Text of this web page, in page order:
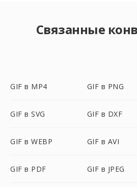
Связанные
GIF в MP4 GIF в PNG
GIF в SVG GIF в DXF
GIF в WEBP GIF в AVI
GIF в PDF GIF в JPEG